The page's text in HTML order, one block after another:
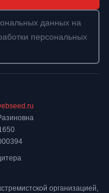
данных на
персональных
организацией,